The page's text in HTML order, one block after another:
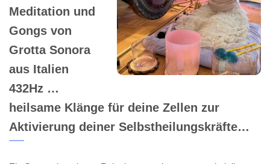
Meditation und
Gongs von
Grotta Sonora
aus Italien
432Hz …
heilsame Klänge für deine Zellen zur
Aktivierung deiner Selbstheilungskräfte…